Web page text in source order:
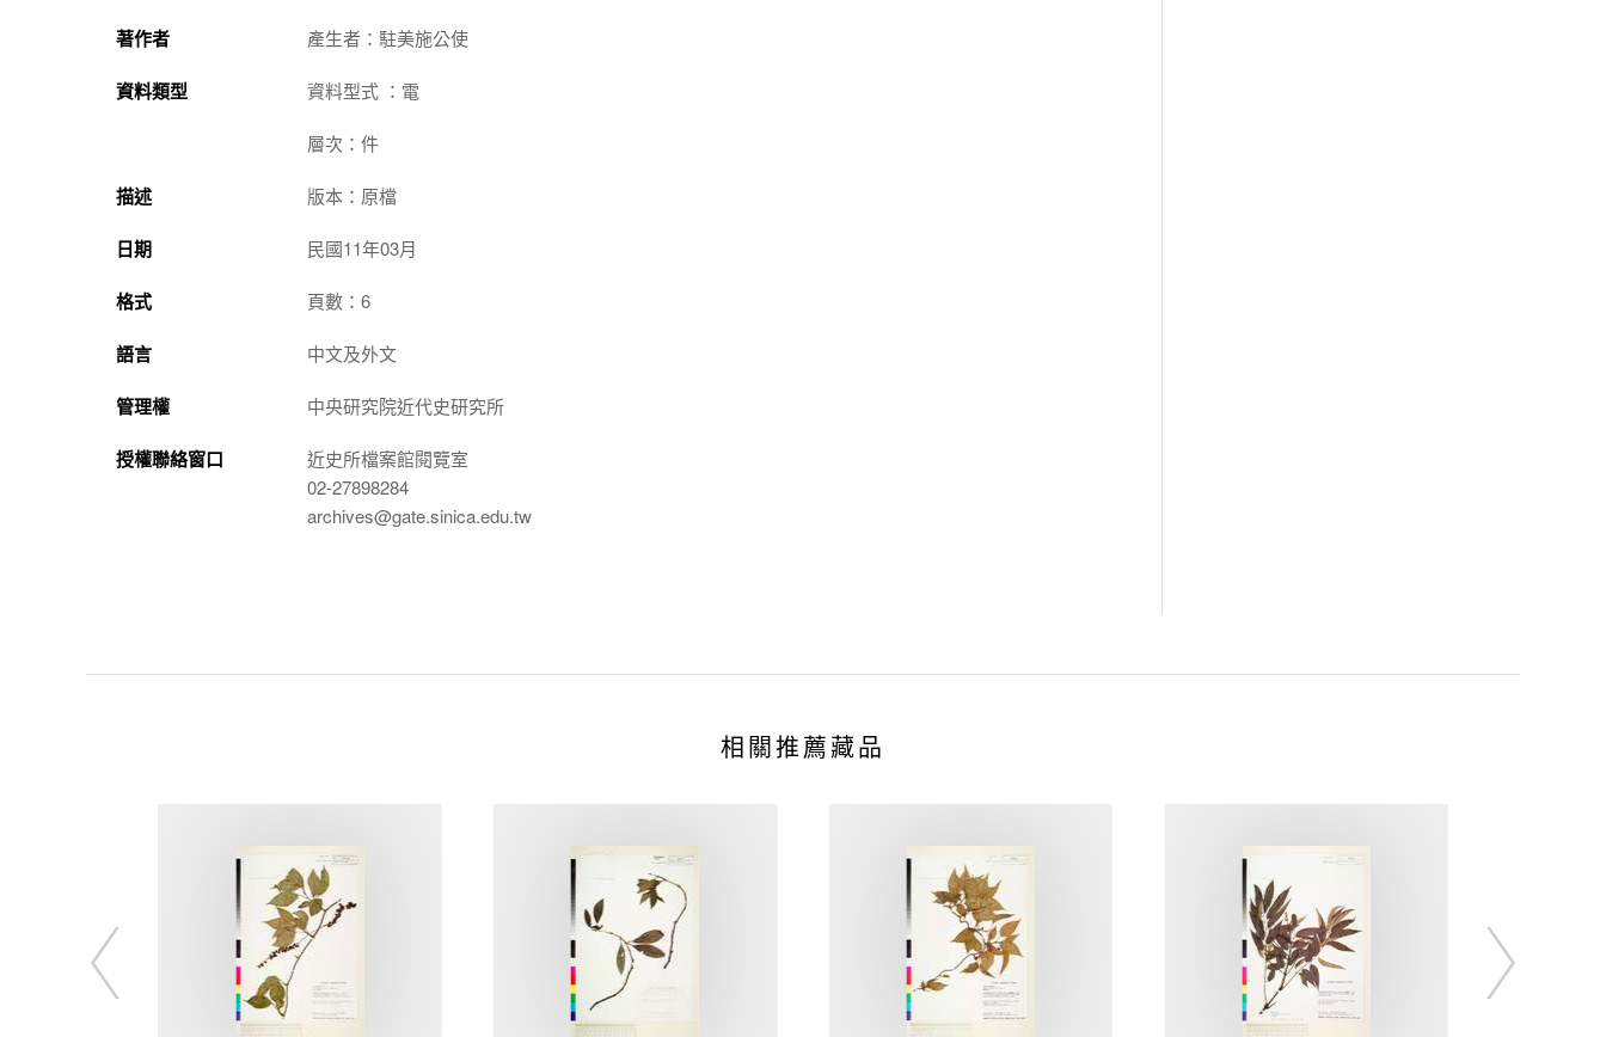
著作者 產生者：駐美施公使
資料類型 資料型式 ：電
層次：件
描述 版本：原檔
日期 民國11年03月
格式 頁數：6
語言 中文及外文
管理權 中央研究院近代史研究所
授權聯絡窗口
近史所檔案館閱覽室
02-27898284
archives@gate.sinica.edu.tw
相關推薦藏品